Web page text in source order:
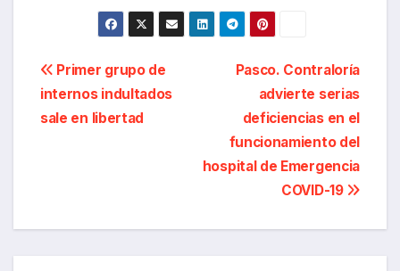
Navegación
de
Pasco. Contraloría
advierte serias
deficiencias en el
funcionamiento del
hospital de Emergencia
COVID-19
Primer grupo de
internos indultados
sale en libertad